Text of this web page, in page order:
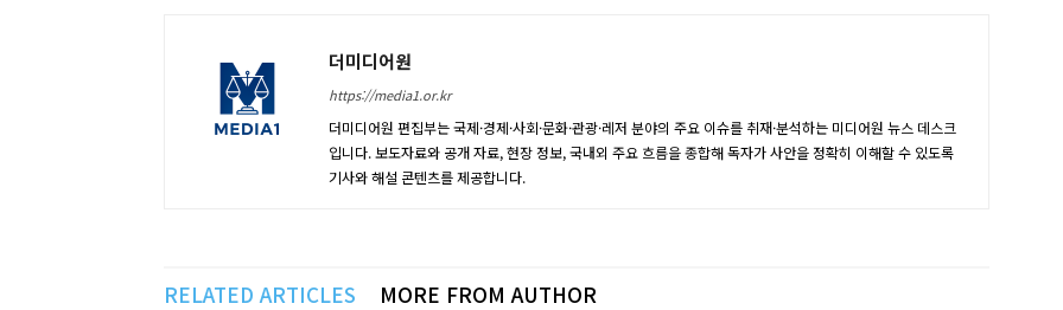
더미디어원
https://media1.or.kr
더미디어원 편집부는 국제·경제·사회·문화·관광·레저 분야의 주요 이슈를 취재·분석하는 미디어원 뉴스 데스크
입니다. 보도자료와 공개 자료, 현장 정보, 국내외 주요 흐름을 종합해 독자가 사안을 정확히 이해할 수 있도록
기사와 해설 콘텐츠를 제공합니다.
RELATED ARTICLES MORE FROM AUTHOR